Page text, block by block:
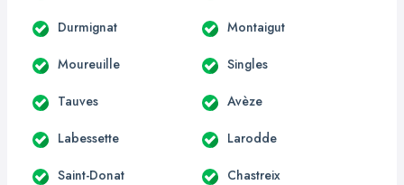
Durmignat Montaigut
Moureuille Singles
Tauves Avèze
Labessette Larodde
Saint-Donat Chastreix